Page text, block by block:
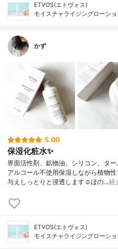
ETVOS(エトヴォス)
モイスチャライジングローショ
かず
5.00
保湿化粧水✨
界面活性剤、鉱物油、シリコン、ター
アルコール不使用保湿しながら植物
与えしっとりと浸透します☺︎ほの…続
ETVOS(エトヴォス)
モイスチャライジングローショ